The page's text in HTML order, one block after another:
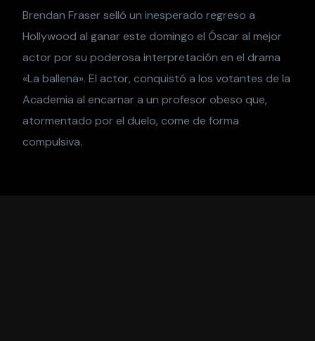
Brendan Fraser selló un inesperado regreso a
Hollywood al ganar este domingo el Óscar al mejor
actor por su poderosa interpretación en el drama
«La ballena». El actor, conquistó a los votantes de la
Academia al encarnar a un profesor obeso que,
atormentado por el duelo, come de forma
compulsiva.